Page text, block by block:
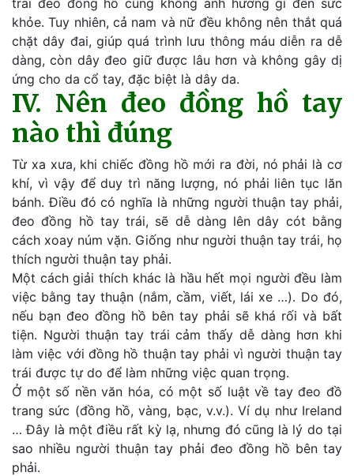
trai đeo đồng hồ cũng không ảnh hưởng gì đến sức
khỏe. Tuy nhiên, cả nam và nữ đều không nên thắt quá
chặt dây đai, giúp quá trình lưu thông máu diễn ra dễ
dàng, còn dây đeo giữ được lâu hơn và không gây dị
ứng cho da cổ tay, đặc biệt là dây da.
IV. Nên đeo đồng hồ tay
nào thì đúng
Từ xa xưa, khi chiếc đồng hồ mới ra đời, nó phải là cơ
khí, vì vậy để duy trì năng lượng, nó phải liên tục lăn
bánh. Điều đó có nghĩa là những người thuận tay phải,
đeo đồng hồ tay trái, sẽ dễ dàng lên dây cót bằng
cách xoay núm vặn. Giống như người thuận tay trái, họ
thích người thuận tay phải.
Một cách giải thích khác là hầu hết mọi người đều làm
việc bằng tay thuận (nắm, cầm, viết, lái xe …). Do đó,
nếu bạn đeo đồng hồ bên tay phải sẽ khá rối và bất
tiện. Người thuận tay trái cảm thấy dễ dàng hơn khi
làm việc với đồng hồ thuận tay phải vì người thuận tay
trái được tự do để làm những việc quan trọng.
Ở một số nền văn hóa, có một số luật về tay đeo đồ
trang sức (đồng hồ, vàng, bạc, v.v.). Ví dụ như Ireland
… Đây là một điều rất kỳ lạ, nhưng đó cũng là lý do tại
sao nhiều người thuận tay phải đeo đồng hồ bên tay
phải.